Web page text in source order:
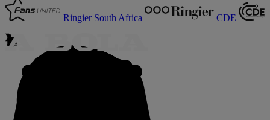
Ringier South Africa CDE